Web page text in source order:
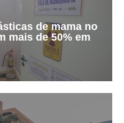
de mama no
mais de 50% em